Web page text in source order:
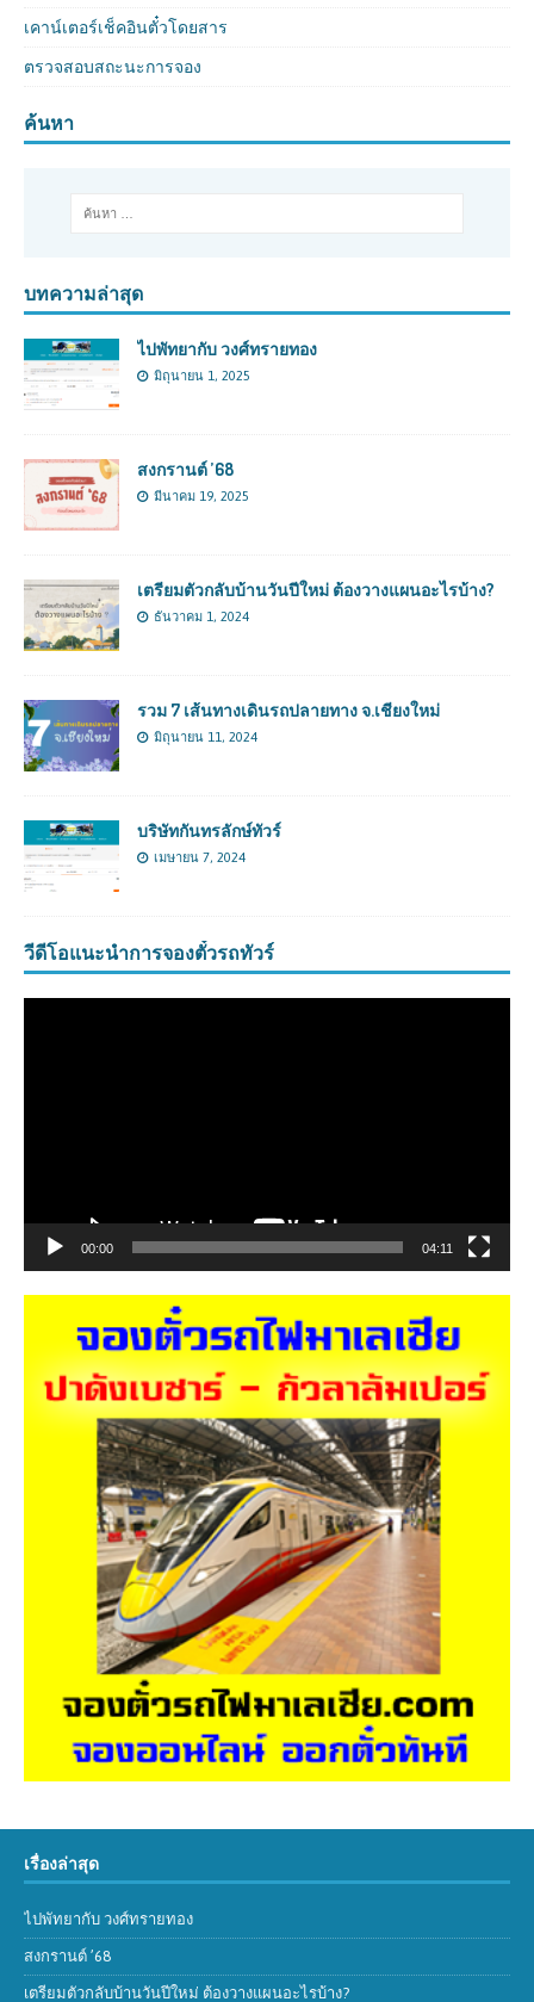
เคาน์เตอร์เช็คอินตั๋วโดยสาร
ตรวจสอบสถะนะการจอง
ค้นหา
บทความล่าสุด
ไปพัทยากับ วงศ์ทรายทอง
มิถุนายน 1, 2025
สงกรานต์ ’68
มีนาคม 19, 2025
เตรียมตัวกลับบ้านวันปีใหม่ ต้องวางแผนอะไรบ้าง?
ธันวาคม 1, 2024
รวม 7 เส้นทางเดินรถปลายทาง จ.เชียงใหม่
มิถุนายน 11, 2024
บริษัทกันทรลักษ์ทัวร์
เมษายน 7, 2024
วีดีโอแนะนำการจองตั๋วรถทัวร์
00:00 04:11
เรื่องล่าสุด
ไปพัทยากับ วงศ์ทรายทอง
สงกรานต์ ’68
เตรียมตัวกลับบ้านวันปีใหม่ ต้องวางแผนอะไรบ้าง?